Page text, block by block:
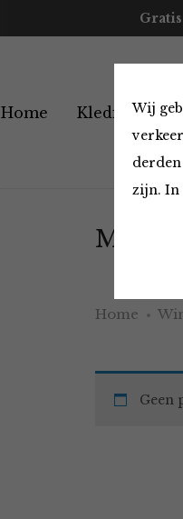
Wij
zijn. In
Home Kleding
Must
Home
Geen